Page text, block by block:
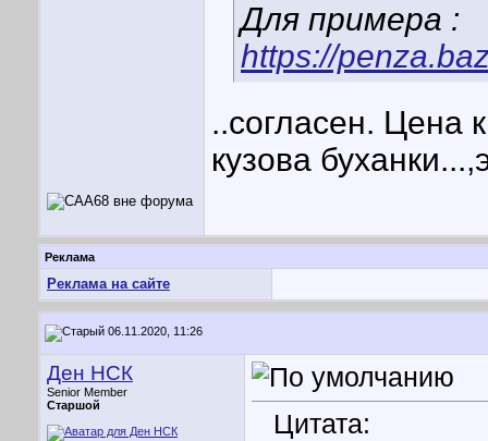
Для примера :
https://
..согласен. Цена
кузова
Реклама
Реклама на сайте
06.11.2020, 11:26
Ден НСК
Senior Member
Старшой
Цитата: